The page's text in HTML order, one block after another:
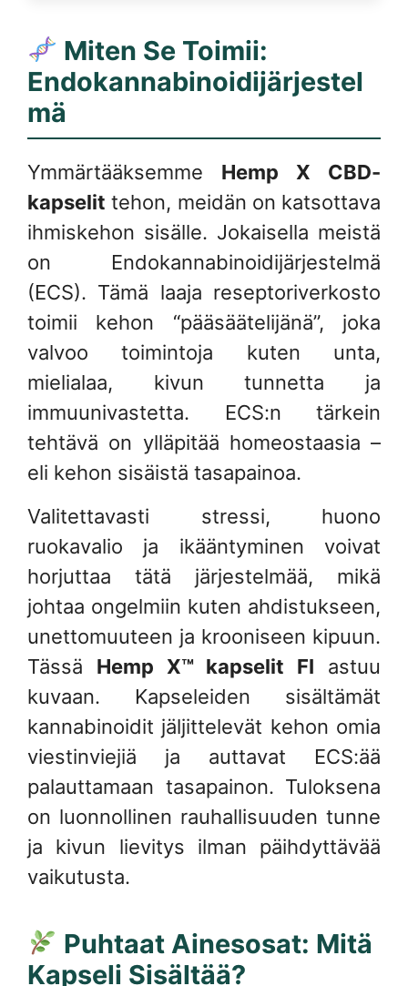
Miten Se Toimii:
Endokannabinoidijärjestel
mä
Ymmärtääksemme Hemp X CBD-
kapselit tehon, meidän on katsottava
ihmiskehon sisälle. Jokaisella meistä
on Endokannabinoidijärjestelmä
(ECS). Tämä laaja reseptoriverkosto
toimii kehon “pääsäätelijänä”, joka
valvoo toimintoja kuten unta,
mielialaa, kivun tunnetta ja
immuunivastetta. ECS:n tärkein
tehtävä on ylläpitää homeostaasia –
eli kehon sisäistä tasapainoa.
Valitettavasti stressi, huono
ruokavalio ja ikääntyminen voivat
horjuttaa tätä järjestelmää, mikä
johtaa ongelmiin kuten ahdistukseen,
unettomuuteen ja krooniseen kipuun.
Tässä Hemp X™ kapselit FI astuu
kuvaan. Kapseleiden sisältämät
kannabinoidit jäljittelevät kehon omia
viestinviejiä ja auttavat ECS:ää
palauttamaan tasapainon. Tuloksena
on luonnollinen rauhallisuuden tunne
ja kivun lievitys ilman päihdyttävää
vaikutusta.
Puhtaat Ainesosat: Mitä
Kapseli Sisältää?